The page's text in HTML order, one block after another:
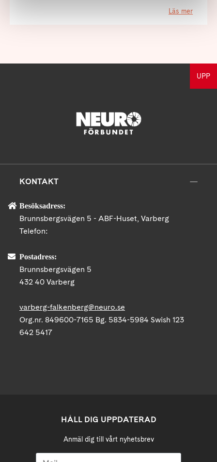
Läs mer
UPP
KONTAKT
Besöksadress:
Brunnsbergsvägen 5 - ABF-Huset, Varberg
Telefon:
Postadress:
Brunnsbergsvägen 5
432 40 Varberg
varberg-falkenberg@neuro.se
Org.nr. 849600-7165 Bg. 5834-5984 Swish 123
642 5417
HÅLL DIG UPPDATERAD
Anmäl dig till vårt nyhetsbrev